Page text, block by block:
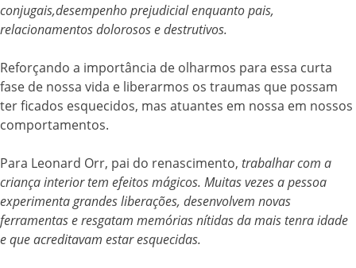
conjugais,desempenho prejudicial enquanto pais,
relacionamentos dolorosos e destrutivos.
Reforçando a importância de olharmos para essa curta
fase de nossa vida e liberarmos os traumas que possam
ter ficados esquecidos, mas atuantes em nossa em nossos
comportamentos.
Para Leonard Orr, pai do renascimento, trabalhar com a
criança interior tem efeitos mágicos. Muitas vezes a pessoa
experimenta grandes liberações, desenvolvem novas
ferramentas e resgatam memórias nítidas da mais tenra idade
e que acreditavam estar esquecidas.